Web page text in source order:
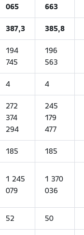
065
663
387,3 385,8
194
745
196
563
4 4
272
374
294
245
179
477
185 185
1 245
079
1 370
036
52 50